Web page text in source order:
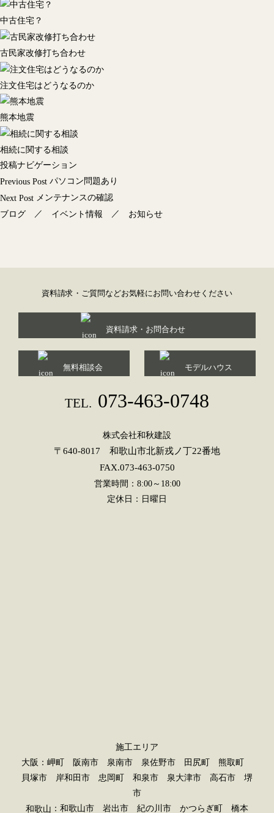
中古住宅？
古民家改修打ち合わせ
注文住宅はどうなるのか
熊本地震
相続に関する相談
投稿ナビゲーション
Previous Post パソコン問題あり
Next Post メンテナンスの確認
ブログ ／ イベント情報 ／ お知らせ
資料請求・ご質問などお気軽にお問い合わせください
資料請求・お問合わせ
無料相談会 モデルハウス
TEL. 073-463-0748
株式会社和秋建設
〒640-8017 和歌山市北新戎ノ丁22番地
FAX.073-463-0750
営業時間：8:00～18:00
定休日：日曜日
施工エリア
大阪：岬町 阪南市 泉南市 泉佐野市 田尻町 熊取町
貝塚市 岸和田市 忠岡町 和泉市 泉大津市 高石市 堺
市
和歌山 ：和歌山市 岩出市 紀の川市 かつらぎ町 橋本